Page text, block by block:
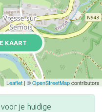
KAART
Leaflet | ©OpenStreetMapcontributors
je huidige